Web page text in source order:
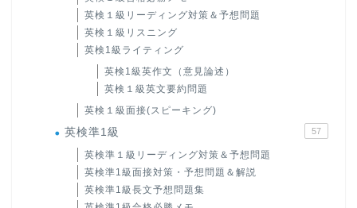
英検１級リーディング対策＆予想問題
英検１級リスニング
英検1級ライティング
英検1級英作文（意見論述）
英検１級英文要約問題
英検１級面接(スピーキング)
英検準1級 57
英検準１級リーディング対策＆予想問題
英検準1級面接対策・予想問題＆解説
英検準1級長文予想問題集